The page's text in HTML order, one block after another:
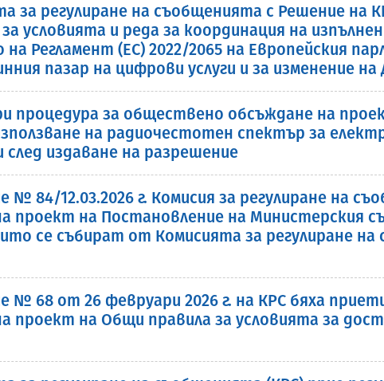
за регулиране на съобщенията с Решение на
условията и реда за координация на
на Регламент (ЕС) 2022/2065 на Европейския
пазар на цифрови услуги и за изменение
процедура за обществено обсъждане на
на радиочестотен спектър за
след издаване на разрешение
№ 84/12.03.2026 г. Комисия за регулиране на
проект на Постановление на Министерския
се събират от Комисията за регулиране
№ 68 от 26 февруари 2026 г. на КРС бяха
проект на Общи правила за условията за